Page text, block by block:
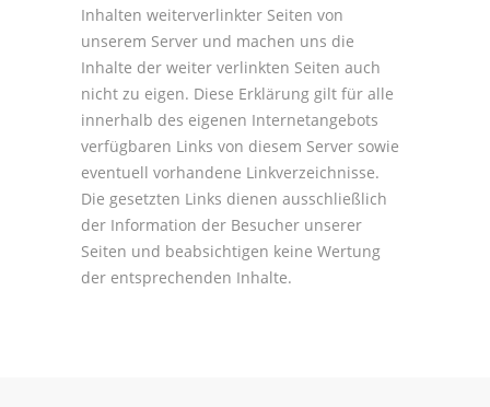
Inhalten weiterverlinkter Seiten von
unserem Server und machen uns die
Inhalte der weiter verlinkten Seiten auch
nicht zu eigen. Diese Erklärung gilt für alle
innerhalb des eigenen Internetangebots
verfügbaren Links von diesem Server sowie
eventuell vorhandene Linkverzeichnisse.
Die gesetzten Links dienen ausschließlich
der Information der Besucher unserer
Seiten und beabsichtigen keine Wertung
der entsprechenden Inhalte.